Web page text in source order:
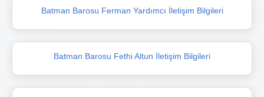
Batman Barosu Ferman Yardımcı İletişim Bilgileri
Batman Barosu Fethi Altun İletişim Bilgileri